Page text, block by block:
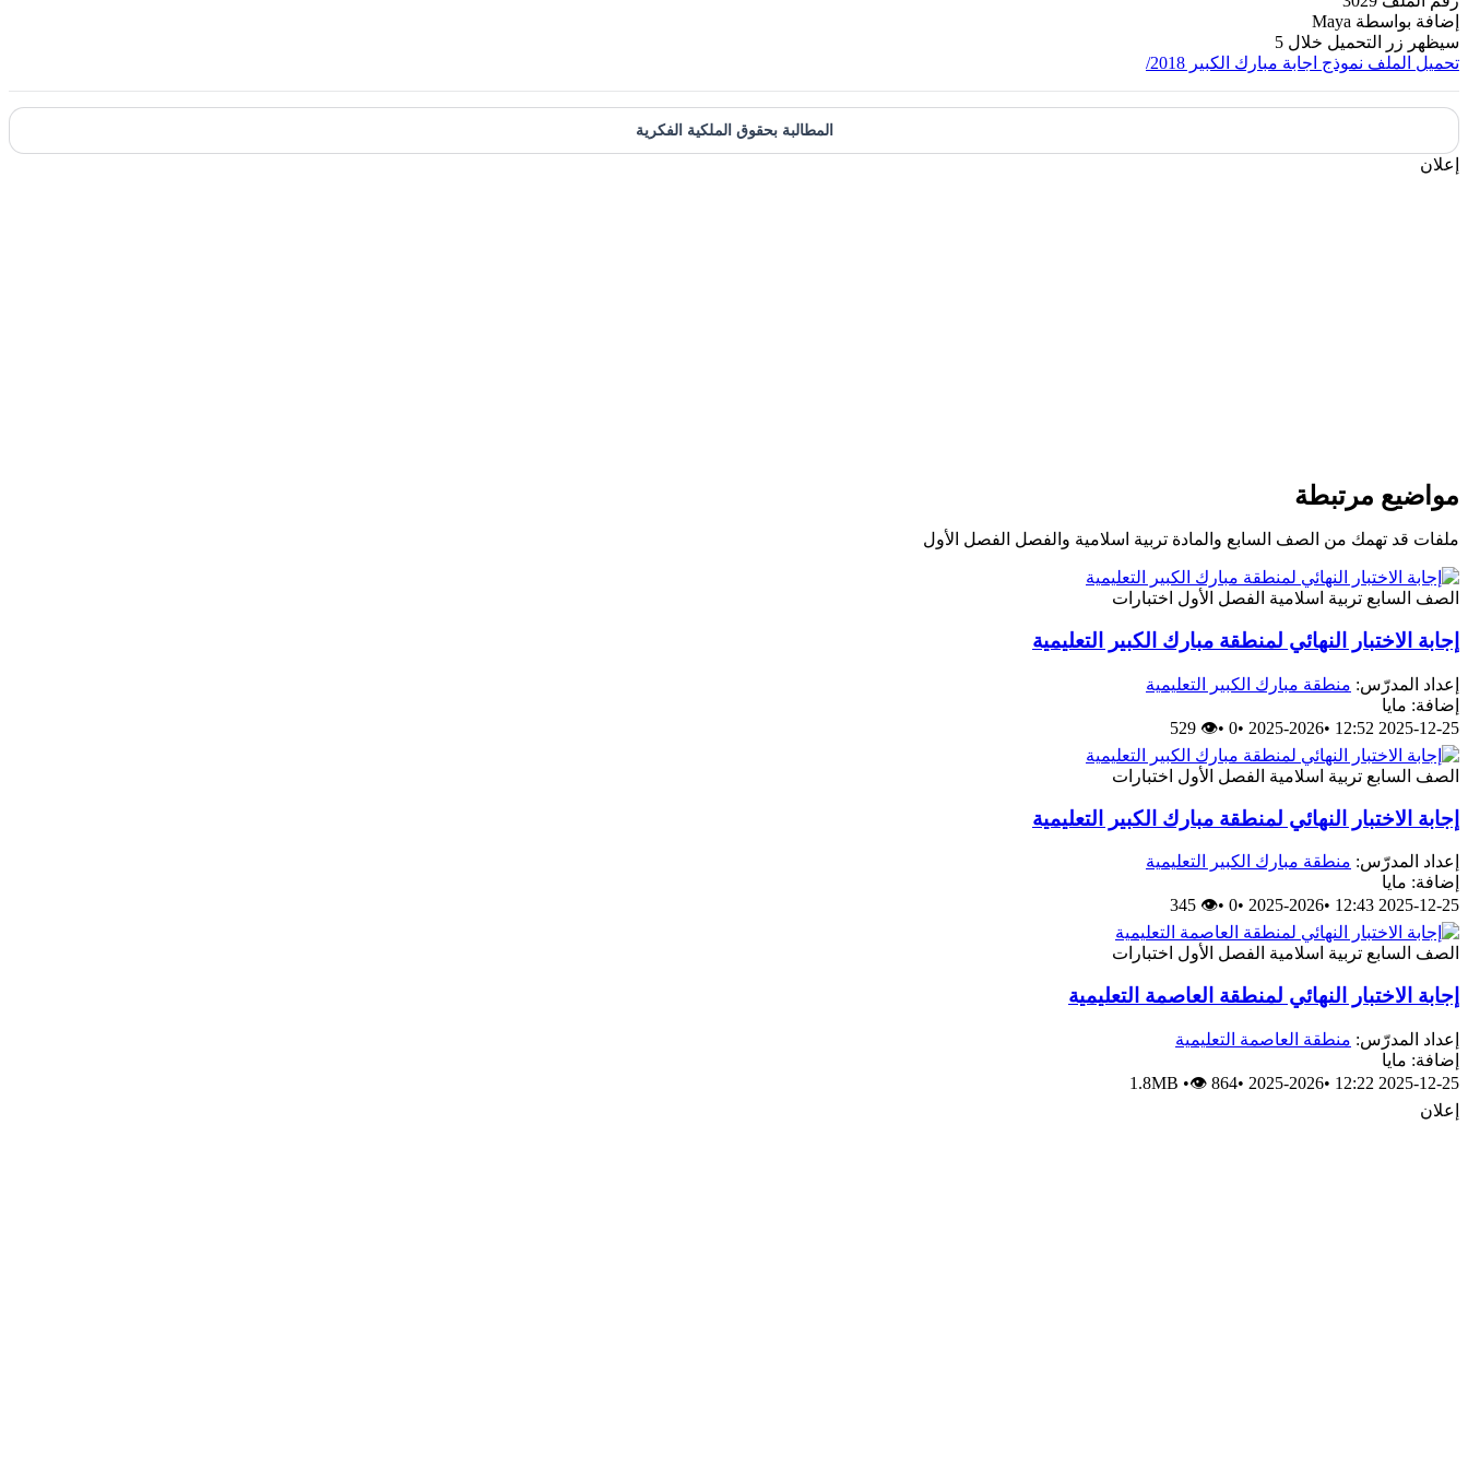
إضافة بواسطة Maya
سيظهر زر التحميل خلال 5
تحميل الملف نموذج اجابة مبارك الكبير 2018/
المطالبة بحقوق الملكية الفكرية
إعلان
مواضيع مرتبطة
ملفات قد تهمك من الصف السابع والمادة تربية اسلامية والفصل الفصل الأول
الصف السابع تربية اسلامية الفصل الأول اختبارات
إجابة الاختبار النهائي لمنطقة مبارك الكبير التعليمية
إعداد المدرّس: منطقة مبارك الكبير التعليمية
إضافة: مايا
2025-12-25 12:52
•
2025-2026
•
0
•
👁 529
الصف السابع تربية اسلامية الفصل الأول اختبارات
إجابة الاختبار النهائي لمنطقة مبارك الكبير التعليمية
إعداد المدرّس: منطقة مبارك الكبير التعليمية
إضافة: مايا
2025-12-25 12:43
•
2025-2026
•
0
•
👁 345
الصف السابع تربية اسلامية الفصل الأول اختبارات
إجابة الاختبار النهائي لمنطقة العاصمة التعليمية
إعداد المدرّس: منطقة العاصمة التعليمية
إضافة: مايا
2025-12-25 12:22
•
2025-2026
•
1.8MB •👁 864
إعلان